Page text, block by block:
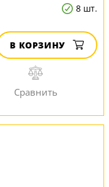
8 шт.
В КОРЗИНУ